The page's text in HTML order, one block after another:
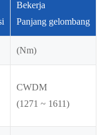
Bekerja
Panjang gelombang
(Nm)
CWDM
(1271 ~ 1611)